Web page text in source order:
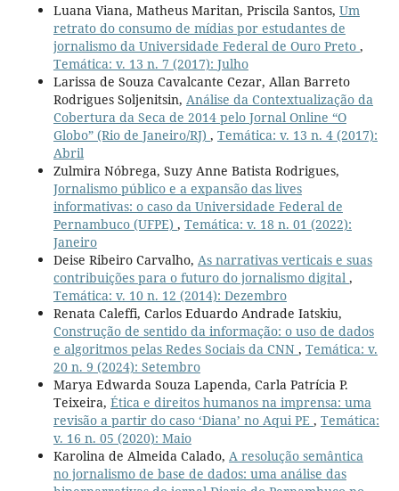
Luana Viana, Matheus Maritan, Priscila Santos, Um
retrato do consumo de mídias por estudantes de
jornalismo da Universidade Federal de Ouro Preto ,
Temática: v. 13 n. 7 (2017): Julho
Larissa de Souza Cavalcante Cezar, Allan Barreto
Rodrigues Soljenitsin, Análise da Contextualização da
Cobertura da Seca de 2014 pelo Jornal Online “O
Globo” (Rio de Janeiro/RJ) , Temática: v. 13 n. 4 (2017):
Abril
Zulmira Nóbrega, Suzy Anne Batista Rodrigues,
Jornalismo público e a expansão das lives
informativas: o caso da Universidade Federal de
Pernambuco (UFPE) , Temática: v. 18 n. 01 (2022):
Janeiro
Deise Ribeiro Carvalho, As narrativas verticais e suas
contribuições para o futuro do jornalismo digital ,
Temática: v. 10 n. 12 (2014): Dezembro
Renata Caleffi, Carlos Eduardo Andrade Iatskiu,
Construção de sentido da informação: o uso de dados
e algoritmos pelas Redes Sociais da CNN , Temática: v.
20 n. 9 (2024): Setembro
Marya Edwarda Souza Lapenda, Carla Patrícia P.
Teixeira, Ética e direitos humanos na imprensa: uma
revisão a partir do caso ‘Diana’ no Aqui PE , Temática:
v. 16 n. 05 (2020): Maio
Karolina de Almeida Calado, A resolução semântica
no jornalismo de base de dados: uma análise das